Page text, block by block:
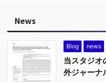
News
Blog news
当スタジオ
外ジャーナ